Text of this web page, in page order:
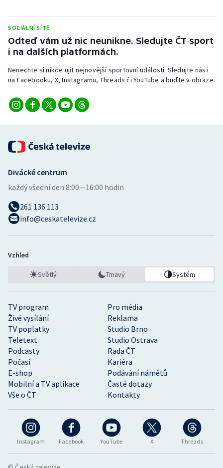
Stolní tenis
Triatlon
Veslování
Vodní slalom
Volejbal
Ostatní
SOCIÁLNÍ SÍTĚ
Odteď vám už nic neunikne. Sledujte ČT sport
i na dalších platformách.
Nenechte si nikde ujít nejnovější sportovní události. Sledujte nás i
na Facebooku, X, Instagramu, Threads či YouTube a buďte v obraze.
Instagram Facebook YouTube X Threads
TV program
Pro média
Živé vysílání
Reklama
TV poplatky
Studio Brno
Teletext
Studio Ostrava
Podcasty
Rada ČT
Počasí
Kariéra
E-shop
Podávání námětů
Mobilní a TV aplikace
Časté dotazy
Vše o ČT
Kontakty
Divácké centrum
každý všední den:8:00—16:00 hodin
261 136 113
info@ceskatelevize.cz
Vzhled
Světlý Tmavý Systém